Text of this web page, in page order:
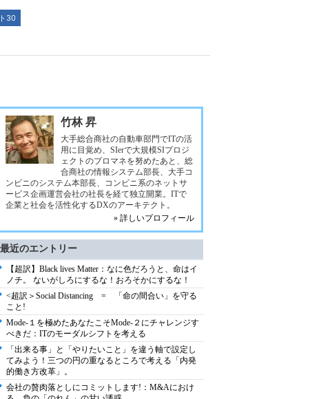
30
竹林 昇
大手総合商社の自動車部門でITの活
用に目覚め、SIerで大規模SIプロジ
ェクトのプロマネを努めたあと、総
合商社の情報システム部長、大手コ
ンビニのシステム本部長、コンビニ系のネットサ
ービス企画運営会社の社長を経て独立開業。ITで
企業と社会を活性化するDXのアーキテクト。
» 詳しいプロフィール
最近のエントリー
【超訳】Black lives Matter：なに色だろうと、命はイ
ノチ。 ないがしろにするな！おろそかにするな！
<超訳＞Social Distancing = 「命の間合い」を守る
こと!
Mode-１を極めたあなたこそMode-２にチャレンジす
べきだ：ITのモーダルシフトを考える
「出来る事」と「やりたいこと」を違う軸で設定し
てみよう！三つの円の重なるところで考える「内発
的働き方改革」。
会社の贅肉落としにコミットします!：M&Aにおけ